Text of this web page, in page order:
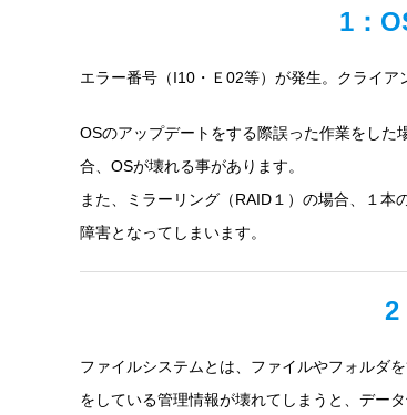
1：
エラー番号（I10・Ｅ02等）が発生。クライア
OSのアップデートをする際誤った作業をし
合、OSが壊れる事があります。
また、ミラーリング（RAID１）の場合、１
障害となってしまいます。
2
ファイルシステムとは、ファイルやフォルダ
をしている管理情報が壊れてしまうと、デー